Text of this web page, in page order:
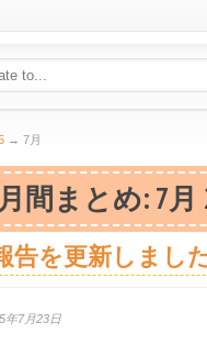
→7月
月間まとめ: 7月
告を更新しまし
年7月23日